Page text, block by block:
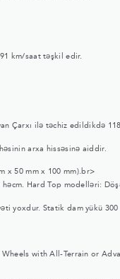
km/saat təşkil edir.
Çarxı ilə təchiz edildikdə
arxa hissəsinə aiddir.
x 50 mm x 100 mm).br>
həcm. Hard Top modelləri:
yoxdur. Statik dam yükü
with All-Terrain or